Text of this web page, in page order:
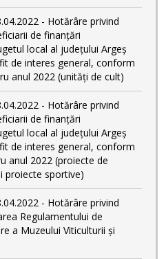
- Hotărâre privind
de finanțări
local al județului Argeș
de interes general, conform
anul 2022 (unități de cult)
- Hotărâre privind
de finanțări
local al județului Argeș
de interes general, conform
anul 2022 (proiecte de
proiecte sportive)
- Hotărâre privind
Regulamentului de
a Muzeului Viticulturii și